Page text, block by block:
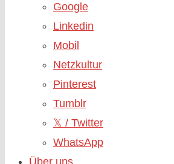
Google
Linkedin
Mobil
Netzkultur
Pinterest
Tumblr
𝕏 / Twitter
WhatsApp
Über uns